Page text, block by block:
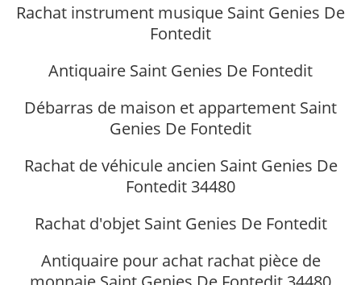
Rachat instrument musique Saint Genies De
Fontedit
Antiquaire Saint Genies De Fontedit
Débarras de maison et appartement Saint
Genies De Fontedit
Rachat de véhicule ancien Saint Genies De
Fontedit 34480
Rachat d'objet Saint Genies De Fontedit
Antiquaire pour achat rachat pièce de